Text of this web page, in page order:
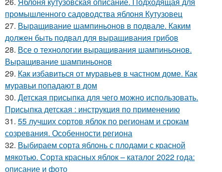
промышленного садоводства яблоня Кутузовец
27. Выращивание шампиньонов в подвале. Каким
должен быть подвал для выращивания грибов
28. Все о технологии выращивания шампиньонов.
Выращивание шампиньонов
29. Как избавиться от муравьев в частном доме. Как
муравьи попадают в дом
30. Детская присыпка для чего можно использовать.
Присыпка детская : инструкция по применению
31. 55 лучших сортов яблок по регионам и срокам
созревания. Особенности региона
32. Выбираем сорта яблонь с плодами с красной
мякотью. Сорта красных яблок – каталог 2022 года:
описание и фото